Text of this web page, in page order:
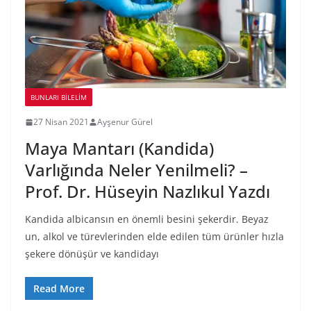
BUNLARI BILELIM
27 Nisan 2021 Ayşenur Gürel
Maya Mantarı (Kandida)
Varlığında Neler Yenilmeli? –
Prof. Dr. Hüseyin Nazlıkul Yazdı
Kandida albicansın en önemli besini şekerdir. Beyaz
un, alkol ve türevlerinden elde edilen tüm ürünler hızla
şekere dönüşür ve kandidayı
Read More